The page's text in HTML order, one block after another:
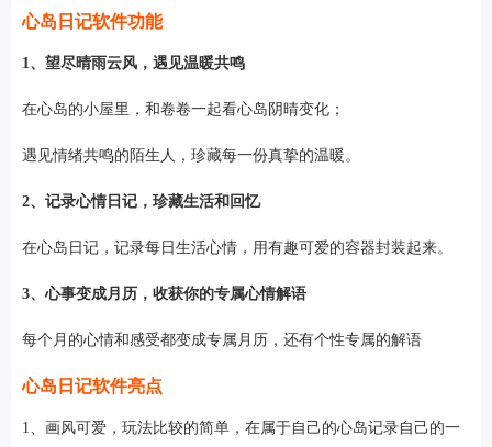
心岛日记软件功能
1、望尽晴雨云风，遇见温暖共鸣
在心岛的小屋里，和卷卷一起看心岛阴晴变化；
遇见情绪共鸣的陌生人，珍藏每一份真挚的温暖。
2、记录心情日记，珍藏生活和回忆
在心岛日记，记录每日生活心情，用有趣可爱的容器封装起来。
3、心事变成月历，收获你的专属心情解语
每个月的心情和感受都变成专属月历，还有个性专属的解语
心岛日记软件亮点
1、画风可爱，玩法比较的简单，在属于自己的心岛记录自己的一